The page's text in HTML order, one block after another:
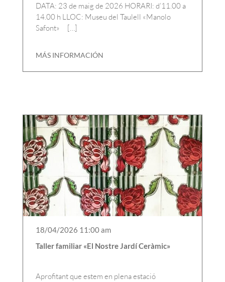
DATA: 23 de maig de 2026 HORARI: d’11.00 a
14.00 h LLOC: Museu del Taulell «Manolo
Safont» […]
MÁS INFORMACIÓN
18/04/2026 11:00 am
Taller familiar «El Nostre Jardí Ceràmic»
Aprofitant que estem en plena estació